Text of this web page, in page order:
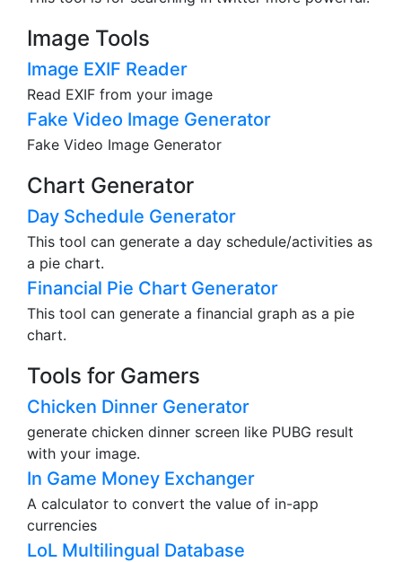
Image Tools
Image EXIF Reader
Read EXIF from your image
Fake Video Image Generator
Fake Video Image Generator
Chart Generator
Day Schedule Generator
This tool can generate a day schedule/activities as
a pie chart.
Financial Pie Chart Generator
This tool can generate a financial graph as a pie
chart.
Tools for Gamers
Chicken Dinner Generator
generate chicken dinner screen like PUBG result
with your image.
In Game Money Exchanger
A calculator to convert the value of in-app
currencies
LoL Multilingual Database